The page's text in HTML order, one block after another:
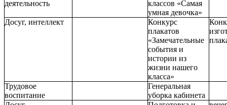
деятельность
классов «Самая
умная девочка»
Досуг, интеллект
Конкурс
плакатов
«Замечательные
события и
истории из
жизни нашего
класса»
Трудовое
воспитание
Генеральная
уборка кабинета